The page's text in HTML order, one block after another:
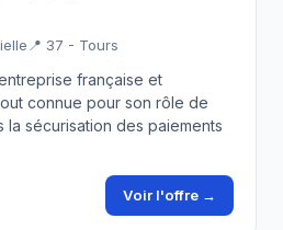
📍 37 - Tours
française et
connue pour son rôle de
sécurisation des paiements
Voir l'offre →